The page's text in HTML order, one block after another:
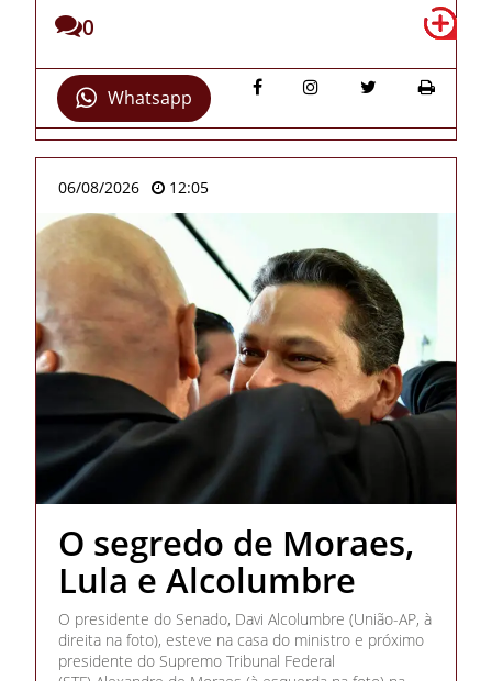
0
Whatsapp
06/08/2026 12:05
O segredo de Moraes,
Lula e Alcolumbre
O presidente do Senado, Davi Alcolumbre (União-AP, à
direita na foto), esteve na casa do ministro e próximo
presidente do Supremo Tribunal Federal